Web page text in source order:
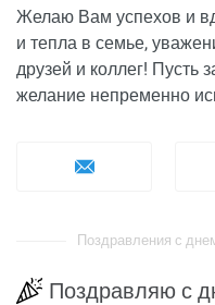
Желаю Вам успехов и
и тепла в семье,
друзей и коллег! Пусть
желание непременно
Поздравления с
Поздравляю с